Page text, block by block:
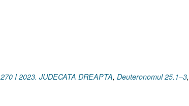
270 I 2023. JUDECATA DREAPTA, Deuteronomul 25.1–3,